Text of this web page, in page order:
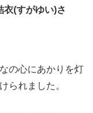
衣(すがゆい)さ
の心にあかりを灯
られました。